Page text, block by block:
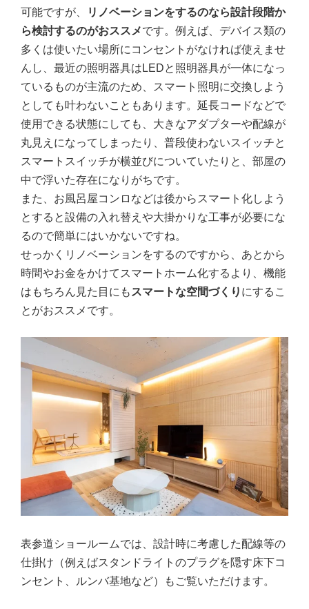
可能ですが、
リノベーションをするのなら設計段階か
ら検討するのがおススメです。例えば、デバイス類の
多くは使いたい場所にコンセントがなければ使えませ
んし、最近の照明器具はLEDと照明器具が一体になっ
ているものが主流のため、スマート照明に交換しよう
としても叶わないこともあります。延長コードなどで
使用できる状態にしても、大きなアダプターや配線が
丸見えになってしまったり、普段使わないスイッチと
スマートスイッチが横並びについていたりと、部屋の
中で浮いた存在になりがちです。
また、お風呂屋コンロなどは後からスマート化しよう
とすると設備の入れ替えや大掛かりな工事が必要にな
るので簡単にはいかないですね。
せっかくリノベーションをするのですから、あとから
時間やお金をかけてスマートホーム化するより、機能
はもちろん 見た目にも スマートな空間づくり にするこ
とがおススメです。
表参道ショールームでは、設計時に考慮した配線等の
仕掛け（例えばスタンドライトのプラグを隠す床下コ
ンセント、ルンバ基地など）もご覧いただけます。